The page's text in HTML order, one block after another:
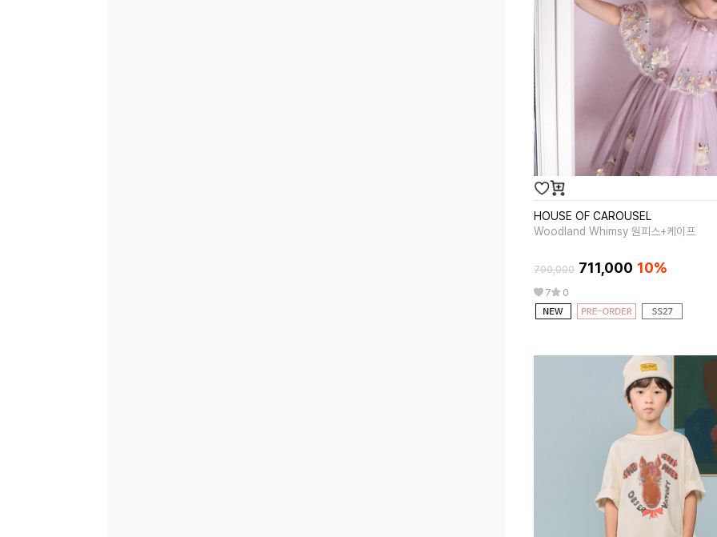
HOUSE OF CAROUSEL
Woodland Whimsy 원피스+케이프
790,000 711,000 10%
7 0